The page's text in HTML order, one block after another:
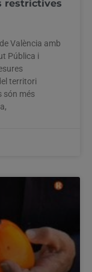
restrictives
València amb
Pública i
territori
són més